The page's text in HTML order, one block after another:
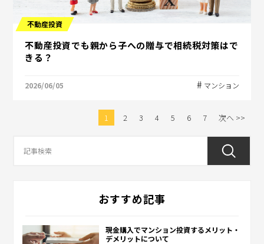
不動産投資
不動産投資でも親から子への贈与で相続税対策はで
きる？
2026/06/05 マンション
1 2 3 4 5 6 7 次へ >>
おすすめ記事
現金購入でマンション投資するメリット・
デメリットについて